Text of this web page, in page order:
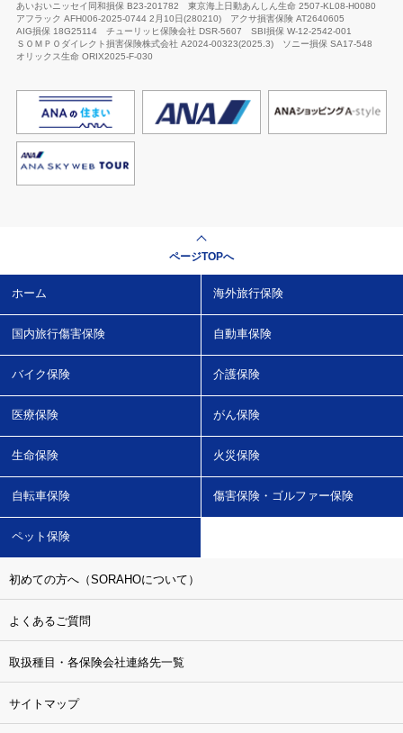
あいおいニッセイ同和損保 B23-201782
東京海上日動あんしん生命 2507-KL08-H0080
アフラック AFH006-2025-0744 2月10日(280210)
アクサ損害保険 AT2640605
AIG損保 18G25114
チューリッヒ保険会社 DSR-5607
SBI損保 W-12-2542-001
ＳＯＭＰＯダイレクト損害保険株式会社 A2024-00323(2025.3)
ソニー損保 SA17-548
オリックス生命 ORIX2025-F-030
ページTOPへ
ホーム 海外旅行保険
国内旅行傷害保険 自動車保険
バイク保険 介護保険
医療保険 がん保険
生命保険 火災保険
自転車保険 傷害保険・ゴルファー保険
ペット保険
初めての方へ（SORAHOについて）
よくあるご質問
取扱種目・各保険会社連絡先一覧
サイトマップ